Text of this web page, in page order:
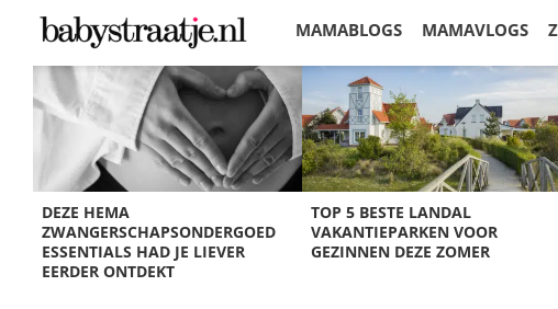
MAMABLOGS MAMAVLOGS
KORTINGEN
DEZE HEMA
ZWANGERSCHAPSONDERGOED
ESSENTIALS HAD JE LIEVER
EERDER ONTDEKT
TOP 5 BESTE LANDAL
VAKANTIEPARKEN VOOR
GEZINNEN DEZE ZOMER